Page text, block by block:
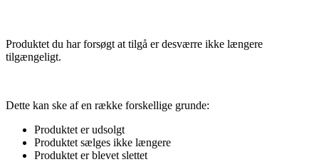
Produktet du har forsøgt at tilgå er desværre ikke længere
tilgængeligt.
Dette kan ske af en række forskellige grunde:
Produktet er udsolgt
Produktet sælges ikke længere
Produktet er blevet slettet